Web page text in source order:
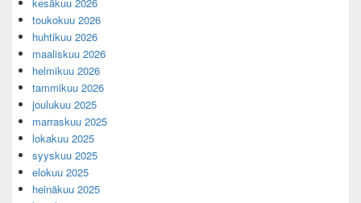
toukokuu 2026
huhtikuu 2026
maaliskuu 2026
helmikuu 2026
tammikuu 2026
joulukuu 2025
marraskuu 2025
lokakuu 2025
syyskuu 2025
elokuu 2025
heinäkuu 2025